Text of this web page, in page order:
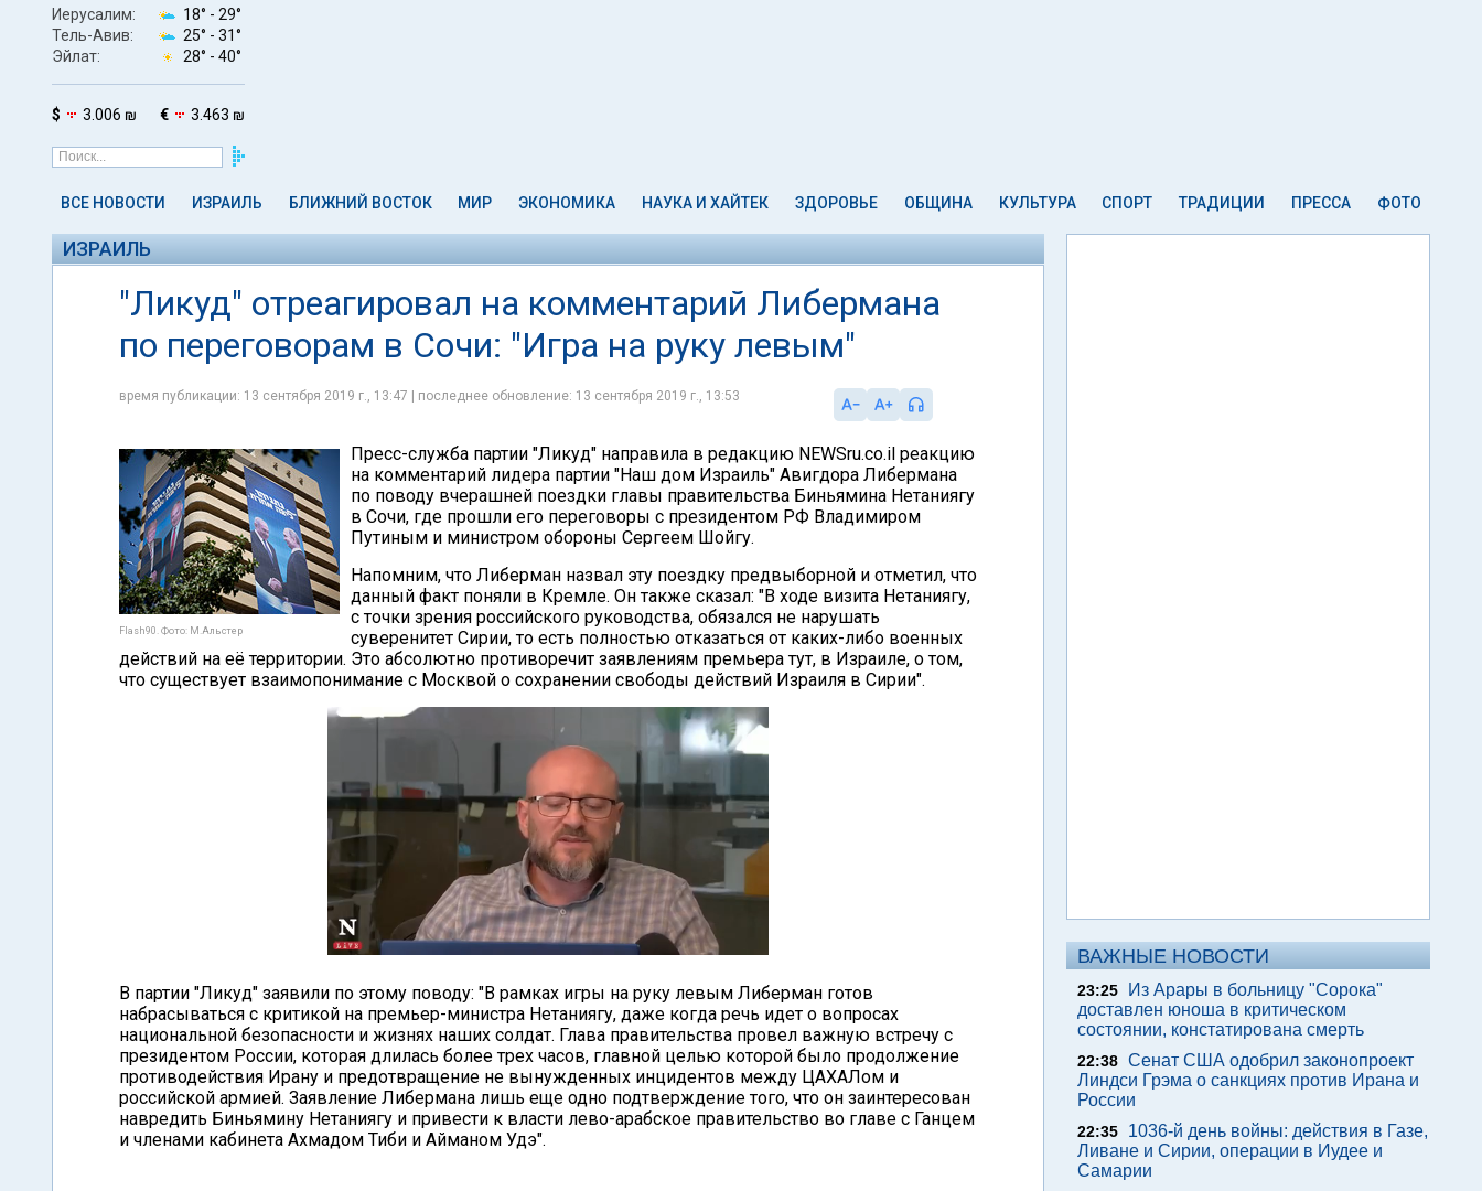
Иерусалим: 18° - 29°
Тель-Авив:
25° - 31°
Эйлат:
28° - 40°
$ 3.006 ₪ € 3.463 ₪
ВСЕ НОВОСТИ ИЗРАИЛЬ БЛИЖНИЙ ВОСТОК МИР ЭКОНОМИКА НАУКА И ХАЙТЕК ЗДОРОВЬЕ ОБЩИНА КУЛЬТУРА СПОРТ ТРАДИЦИИ ПРЕССА ФОТО
ИЗРАИЛЬ
"Ликуд" отреагировал на комментарий Либермана
по переговорам в Сочи: "Игра на руку левым"
время публикации: 13 сентября 2019 г., 13:47 | последнее обновление: 13 сентября 2019 г., 13:53
Flash90. Фото: М.Альстер
Пресс-служба партии "Ликуд" направила в редакцию NEWSru.co.il реакцию
на комментарий лидера партии "Наш дом Израиль" Авигдора Либермана
по поводу вчерашней поездки главы правительства Биньямина Нетаниягу
в Сочи, где прошли его переговоры с президентом РФ Владимиром
Путиным и министром обороны Сергеем Шойгу.
Напомним, что Либерман назвал эту поездку предвыборной и отметил, что
данный факт поняли в Кремле. Он также сказал: "В ходе визита Нетаниягу,
с точки зрения российского руководства, обязался не нарушать
суверенитет Сирии, то есть полностью отказаться от каких-либо военных
действий на её территории. Это абсолютно противоречит заявлениям премьера тут, в Израиле, о том,
что существует взаимопонимание с Москвой о сохранении свободы действий Израиля в Сирии".
В партии "Ликуд" заявили по этому поводу: "В рамках игры на руку левым Либерман готов
набрасываться с критикой на премьер-министра Нетаниягу, даже когда речь идет о вопросах
национальной безопасности и жизнях наших солдат. Глава правительства провел важную встречу с
президентом России, которая длилась более трех часов, главной целью которой было продолжение
противодействия Ирану и предотвращение не вынужденных инцидентов между ЦАХАЛом и
российской армией. Заявление Либермана лишь еще одно подтверждение того, что он заинтересован
навредить Биньямину Нетаниягу и привести к власти лево-арабское правительство во главе с Ганцем
и членами кабинета Ахмадом Тиби и Айманом Удэ".
ВАЖНЫЕ НОВОСТИ
23:25
Из Арары в больницу "Сорока"
доставлен юноша в критическом
состоянии, констатирована смерть
22:38 Сенат США одобрил законопроект
Линдси Грэма о санкциях против Ирана и
России
22:35
1036-й день войны: действия в Газе,
Ливане и Сирии, операции в Иудее и
Самарии